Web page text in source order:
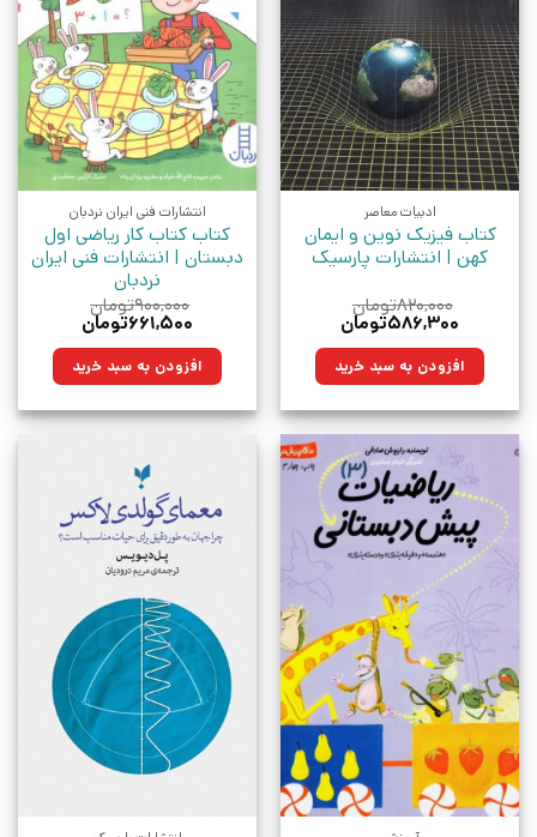
ادبیات معاصر
کتاب فیزیک نوین و ایمان
کهن | انتشارات پارسیک
۸۲۰,۰۰۰تومان
قیمت
۸۲۰,۰۰۰تومان
بود.
۵۸۶,۳۰۰تومان
۵۸۶,۳۰۰تومان.افزودن به سبد خرید
انتشارات فنی ایران نردبان
کتاب کتاب کار ریاضی اول
دبستان | انتشارات فنی ایران
نردبان
۹۰۰,۰۰۰تومان
قیمت
۹۰۰,۰۰۰تومان
بود.
۶۶۱,۵۰۰تومان
۶۶۱,۵۰۰تومان.افزودن به سبد خرید